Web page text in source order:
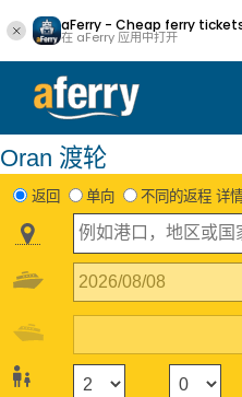
aFerry - Cheap ferry
在 aFerry 应用中打开
Oran 渡轮
返回 单向 不同的返程 详